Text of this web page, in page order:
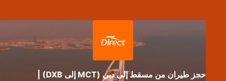
حجز طيران من مسقط إلى دبي (MCT إلى DXB) |